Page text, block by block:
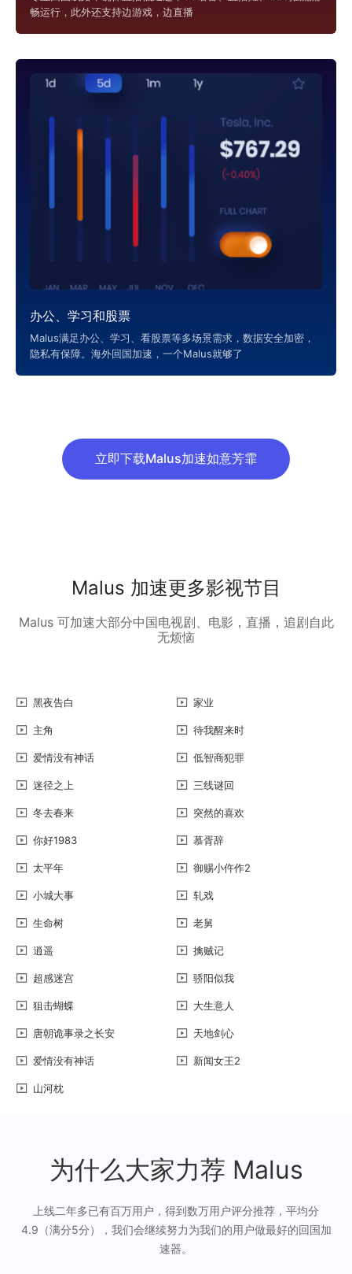
畅运行，此外还支持边游戏，边直播
办公、学习和股票
Malus满足办公、学习、看股票等多场景需求，数据安全加密，
隐私有保障。海外回国加速，一个Malus就够了
立即下载Malus加速如意芳霏
Malus 加速更多影视节目
Malus 可加速大部分中国电视剧、电影，直播，追剧自此
无烦恼
黑夜告白 家业
主角 待我醒来时
爱情没有神话 低智商犯罪
迷径之上 三线谜回
冬去春来 突然的喜欢
你好1983 慕胥辞
太平年 御赐小仵作2
小城大事 轧戏
生命树 老舅
逍遥 擒贼记
超感迷宫 骄阳似我
狙击蝴蝶 大生意人
唐朝诡事录之长安 天地剑心
爱情没有神话 新闻女王2
山河枕
为什么大家力荐 Malus
上线二年多已有百万用户，得到数万用户评分推荐，平均分
4.9（满分5分），我们会继续努力为我们的用户做最好的回国加
速器。